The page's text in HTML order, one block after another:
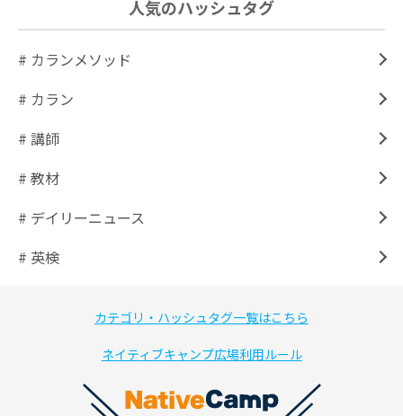
人気のハッシュタグ
# カランメソッド
# カラン
# 講師
# 教材
# デイリーニュース
# 英検
カテゴリ・ハッシュタグ一覧はこちら
ネイティブキャンプ広場利用ルール